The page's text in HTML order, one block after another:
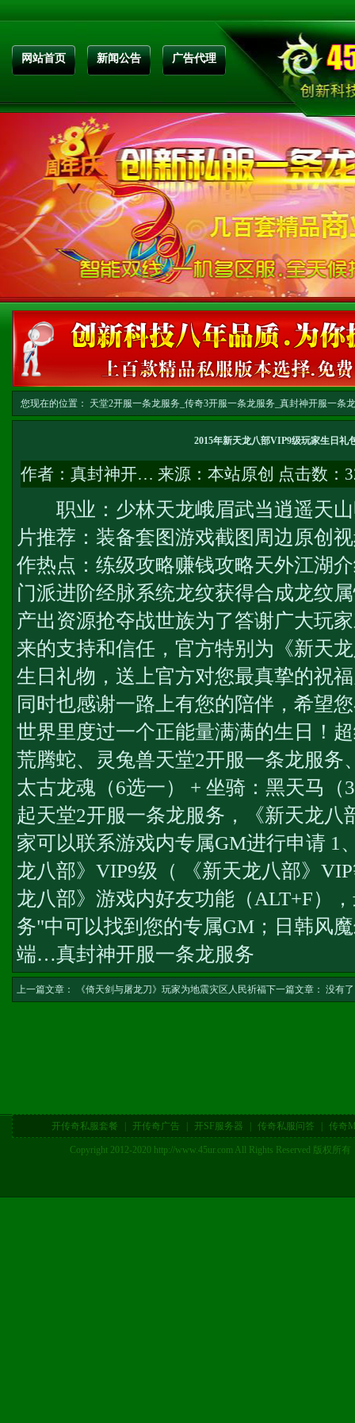
网站首页 新闻公告 广告代理
您现在的位置： 天堂2开服一条龙服务_传奇3开服一条龙服务_真封神开服一条
2015年新天龙八部VIP9级玩家生日礼
作者： 真封神开… 来源：本站原创 点击数：
职业：少林天龙峨眉武当逍遥天山
片推荐：装备套图游戏截图周边原创
作热点：练级攻略赚钱攻略天外江湖
门派进阶经脉系统龙纹获得合成龙纹
产出资源抢夺战世族为了答谢广大玩
来的支持和信任，官方特别为《新天
生日礼物，送上官方对您最真挚的祝福
同时也感谢一路上有您的陪伴，希望
世界里度过一个正能量满满的生日！
荒腾蛇、灵兔兽天堂2开服一条龙服务
太古龙魂（6选一） + 坐骑：黑天马（
起天堂2开服一条龙服务 ，《新天龙
家可以联系游戏内专属GM进行申请 1
龙八部》VIP9级（ 《新天龙八部》
龙八部》游戏内好友功能（ALT+F）
务"中可以找到您的专属GM； 日韩风
端…真封神开服一条龙服务
上一篇文章： 《倚天剑与屠龙刀》玩家为地震灾区人民祈福下一篇文章： 没有了
开传奇私服套餐 开传奇广告 开SF服务器 传奇私服问答 传奇
Copyright 2012-2020 http://www.45ur.com All Rights Reserved 版权